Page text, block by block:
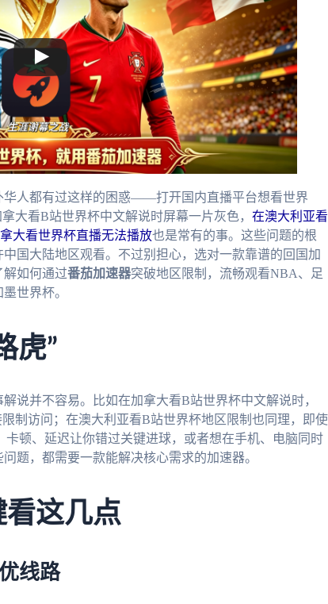
华人都有过这样的困惑——打开国内直播平台想看世界
大看B站世界杯中文解说时屏幕一片灰色， 在澳大利亚看
大看世界杯直播无法播放也是常有的事。这些问题的根
国大陆地区观看。不过别担心，选对一款靠谱的回国加
如何通过番茄加速器突破地区限制，流畅观看NBA、足
世界杯。
虎”
说并不容易。比如在加拿大看B站世界杯中文解说时，
制访问；在澳大利亚看B站世界杯地区限制也同理，即使
顿、延迟让你错过关键进球，或者想在手机、电脑同时
题，都需要一款能解决核心需求的加速器。
这几点
线路